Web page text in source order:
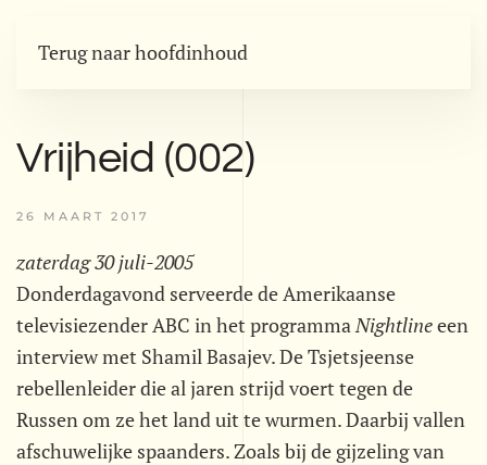
Terug naar hoofdinhoud
Vrijheid (002)
26 MAART 2017
zaterdag 30 juli-2005
Donderdagavond serveerde de Amerikaanse
televisiezender ABC in het programmaNightlineeen
interview met Shamil Basajev. De Tsjetsjeense
rebellenleider die al jaren strijd voert tegen de
Russen om ze het land uit te wurmen. Daarbij vallen
afschuwelijke spaanders. Zoals bij de gijzeling van